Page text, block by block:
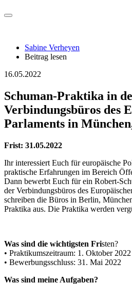
Sabine Verheyen
Beitrag lesen
16.05.2022
Schuman-Praktika in
Verbindungsbüros des
Parlaments in
Frist: 31.05.2022
Ihr interessiert Euch für europäische
praktische Erfahrungen im Bereich
Dann bewerbt Euch für ein Robert-
der Verbindungsbüros des
schreiben die Büros in Berlin,
Praktika aus. Die Praktika werden
Was sind die wichtigsten Fristen?
• Praktikumszeitraum: 1. Oktober
• Bewerbungsschluss: 31. Mai 2022
Was sind meine Aufgaben?